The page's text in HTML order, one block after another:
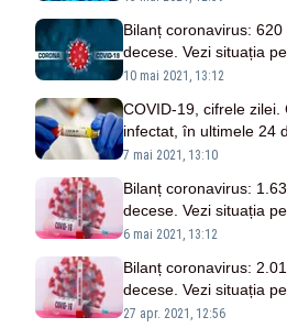
Bilanț coronavirus:
decese. Vezi situația
10 mai 2021, 13:12
COVID-19, cifrele zilei.
infectat, în ultimele 24
7 mai 2021, 13:10
Bilanț coronavirus:
decese. Vezi situația
6 mai 2021, 13:12
Bilanț coronavirus:
decese. Vezi situația
27 apr. 2021, 12:56